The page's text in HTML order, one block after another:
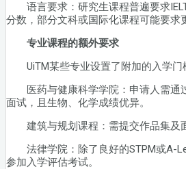
语言要求：研究生课程普遍要求
分数，部分文科或国际化课程可能要求
专业课程的额外要求
UiTM某些专业设置了附加的入学门
医药与健康科学学院：申请人需通
面试，且生物、化学成绩优异。
建筑与规划课程：需提交作品集及
法律学院：除了良好的STPM或A-
参加入学评估考试。